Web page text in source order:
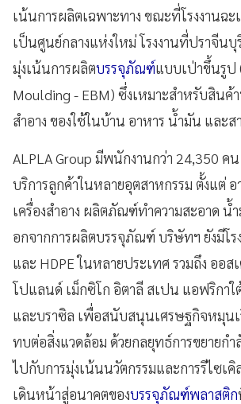
เน้นการผลิตเฉพาะทาง ขณะที่โรงงานฉะ
เป็นศูนย์กลางแห่งใหม่ โรงงานที่ปราจีน
มุ่งเน้นการผลิตบรรจุภัณฑ์แบบเป่าขึ้นรูป
Moulding - EBM) ซึ่งเหมาะสำหรับสินค้
สำอาง ของใช้ในบ้าน อาหาร น้ำมัน และ
ALPLA Group มีพนักงานกว่า 24,350 ค
บริการลูกค้าในหลายอุตสาหกรรม ตั้งแต่ อ
เครื่องสำอาง ผลิตภัณฑ์ทำความสะอาด น้
อกจากการผลิตบรรจุภัณฑ์ บริษัทฯ ยังมีโร
และ HDPE ในหลายประเทศ รวมถึง ออส
โปแลนด์ เม็กซิโก อิตาลี สเปน แอฟริกาใ
และบราซิล เพื่อสนับสนุนเศรษฐกิจหมุน
ทบต่อสิ่งแวดล้อม ด้วยกลยุทธ์การขยายกำ
ไปกับการมุ่งเน้นนวัตกรรมและการรีไซเคิ
เดินหน้าสู่อนาคตของบรรจุภัณฑ์พลาสติก